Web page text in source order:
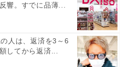
響。すでに品薄...
人は、返済を3～6
してから返済...